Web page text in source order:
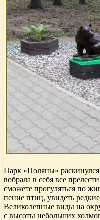
Парк «Поляны»
вобрала в себя все
сможете прогуляться по
пение птиц, увидеть
Великолепные виды на
с высоты небольших